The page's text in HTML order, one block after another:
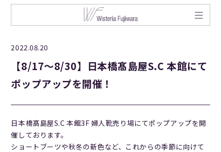
2022.08.20
【8/17〜8/30】日本橋髙島屋S.C 本館にて
ポップアップを開催！
日本橋髙島屋S.C 本館3F 婦人靴売り場にてポップアップを開
催しております。
ショートブーツや秋冬の新色など、これからの季節に向けて